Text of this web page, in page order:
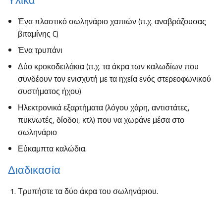
Ένα πλαστικό σωληνάριο χαπιών (π.χ. αναβράζουσας
βιταμίνης C)
Ένα τρυπάνι
Δύο κροκοδειλάκια (π.χ. τα άκρα των καλωδίων που
συνδέουν τον ενισχυτή με τα ηχεία ενός στερεοφωνικού
συστήματος ήχου)
Ηλεκτρονικά εξαρτήματα (λόγου χάρη, αντιστάτες,
πυκνωτές, δίοδοι, κτλ) που να χωράνε μέσα στο
σωληνάριο
Εύκαμπτα καλώδια.
Διαδικασία
Τρυπήστε τα δύο άκρα του σωληνάριου.